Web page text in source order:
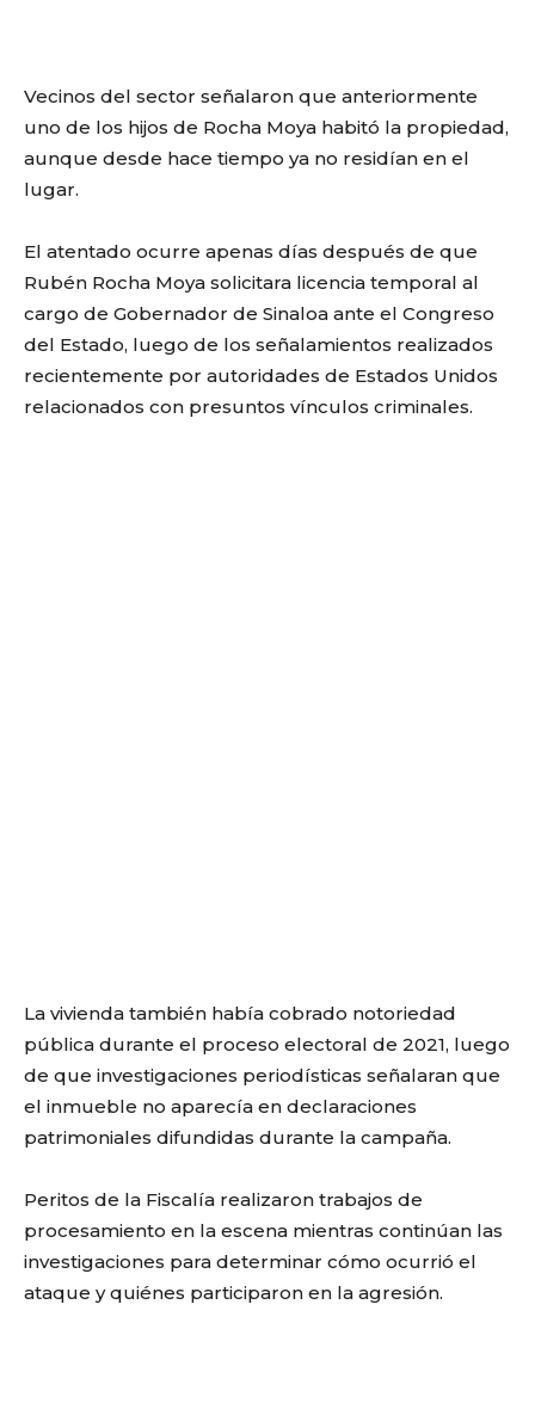
Vecinos del sector señalaron que anteriormente
uno de los hijos de Rocha Moya habitó la propiedad,
aunque desde hace tiempo ya no residían en el
lugar.
El atentado ocurre apenas días después de que
Rubén Rocha Moya solicitara licencia temporal al
cargo de Gobernador de Sinaloa ante el Congreso
del Estado, luego de los señalamientos realizados
recientemente por autoridades de Estados Unidos
relacionados con presuntos vínculos criminales.
La vivienda también había cobrado notoriedad
pública durante el proceso electoral de 2021, luego
de que investigaciones periodísticas señalaran que
el inmueble no aparecía en declaraciones
patrimoniales difundidas durante la campaña.
Peritos de la Fiscalía realizaron trabajos de
procesamiento en la escena mientras continúan las
investigaciones para determinar cómo ocurrió el
ataque y quiénes participaron en la agresión.